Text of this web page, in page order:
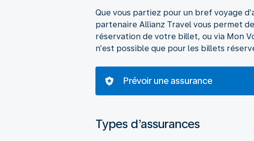
Que vous partiez pour un bref voyage
partenaire Allianz Travel vous permet
réservation de votre billet, ou via Mon
n’est possible que pour les billets
Prévoir une assurance
Types d’assurances